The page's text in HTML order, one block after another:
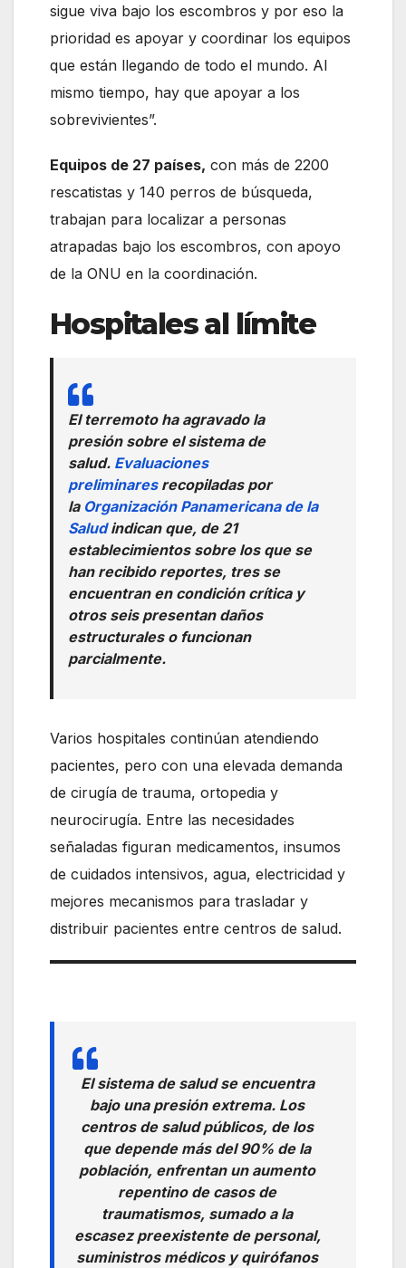
sigue viva bajo los escombros y por eso la
prioridad es apoyar y coordinar los equipos
que están llegando de todo el mundo. Al
mismo tiempo, hay que apoyar a los
sobrevivientes”.
Equipos de 27 países, con más de 2200
rescatistas y 140 perros de búsqueda,
trabajan para localizar a personas
atrapadas bajo los escombros, con apoyo
de la ONU en la coordinación.
Hospitales al límite
El terremoto ha agravado la
presión sobre el sistema de
salud. Evaluaciones
preliminaresrecopiladas por
la Organización Panamericana de la
Saludindican que, de 21
establecimientos sobre los que se
han recibido reportes, tres se
encuentran en condición crítica y
otros seis presentan daños
estructurales o funcionan
parcialmente.
Varios hospitales continúan atendiendo
pacientes, pero con una elevada demanda
de cirugía de trauma, ortopedia y
neurocirugía. Entre las necesidades
señaladas figuran medicamentos, insumos
de cuidados intensivos, agua, electricidad y
mejores mecanismos para trasladar y
distribuir pacientes entre centros de salud.
El sistema de salud se encuentra
bajo una presión extrema. Los
centros de salud públicos, de los
que depende más del 90% de la
población, enfrentan un aumento
repentino de casos de
traumatismos, sumado a la
escasez preexistente de personal,
suministros médicos y quirófanos